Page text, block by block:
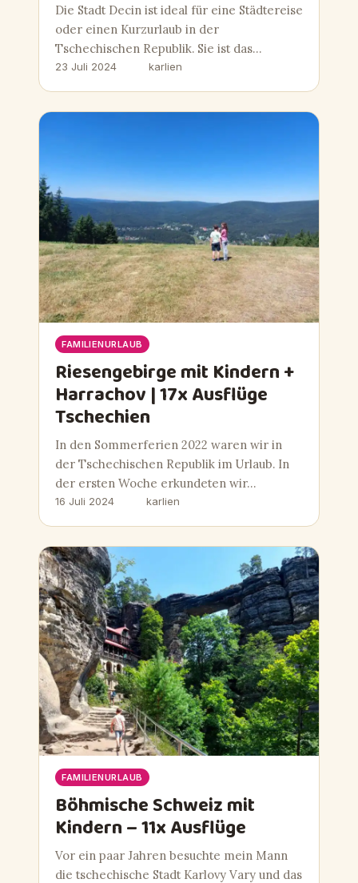
Die Stadt Decin ist ideal für eine Städtereise
oder einen Kurzurlaub in der
Tschechischen Republik. Sie ist das…
23 Juli 2024 karlien
FAMILIENURLAUB
Riesengebirge mit Kindern +
Harrachov | 17x Ausflüge
Tschechien
In den Sommerferien 2022 waren wir in
der Tschechischen Republik im Urlaub. In
der ersten Woche erkundeten wir…
16 Juli 2024 karlien
FAMILIENURLAUB
Böhmische Schweiz mit
Kindern – 11x Ausflüge
Vor ein paar Jahren besuchte mein Mann
die tschechische Stadt Karlovy Vary und das